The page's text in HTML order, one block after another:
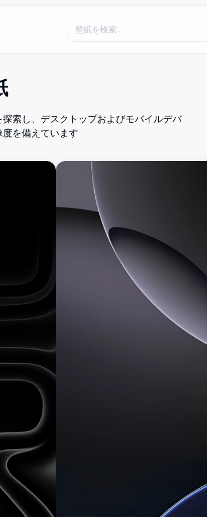
索し、デスクトップおよびモバイルデバ
を備えています